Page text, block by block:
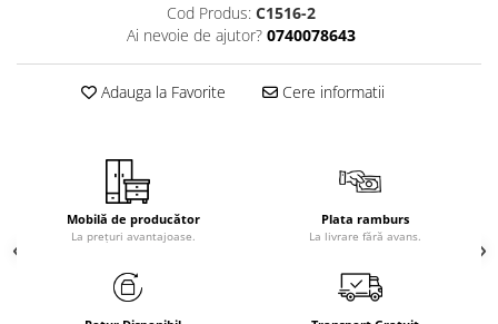
Cod Produs: C1516-2
Ai nevoie de ajutor? 0740078643
Adauga la Favorite Cere informatii
Mobilă de producător
La prețuri avantajoase.
Plata ramburs
La livrare fără avans.